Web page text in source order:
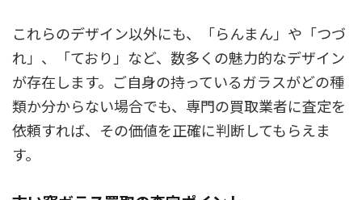
これらのデザイン以外にも、「らんまん」や「つづ
れ」、「ており」など、数多くの魅力的なデザイン
が存在します。ご自身の持っているガラスがどの種
類か分からない場合でも、専門の買取業者に査定を
依頼すれば、その価値を正確に判断してもらえま
す。